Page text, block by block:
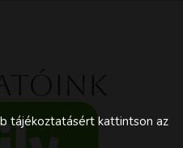
tájékoztatásért kattintson az